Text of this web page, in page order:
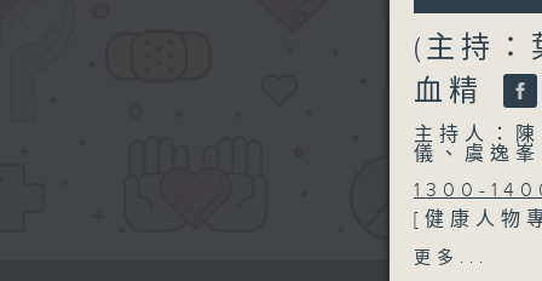
(主持
血精
主持人：
儀、虞逸
1300-
[健康人物
主題：存
更多...